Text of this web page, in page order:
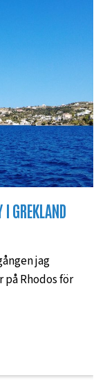
GREKLAND
jag
Rhodos för